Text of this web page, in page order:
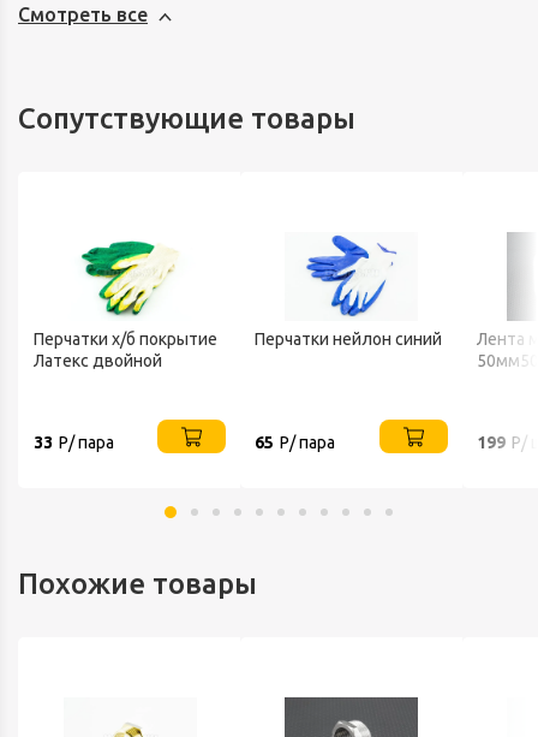
Смотреть все
Сопутствующие товары
Перчатки х/б покрытие
Латекс двойной
33 Р/ пара
Перчатки нейлон синий
65 Р/ пара
Лента
199 Р/
Похожие товары